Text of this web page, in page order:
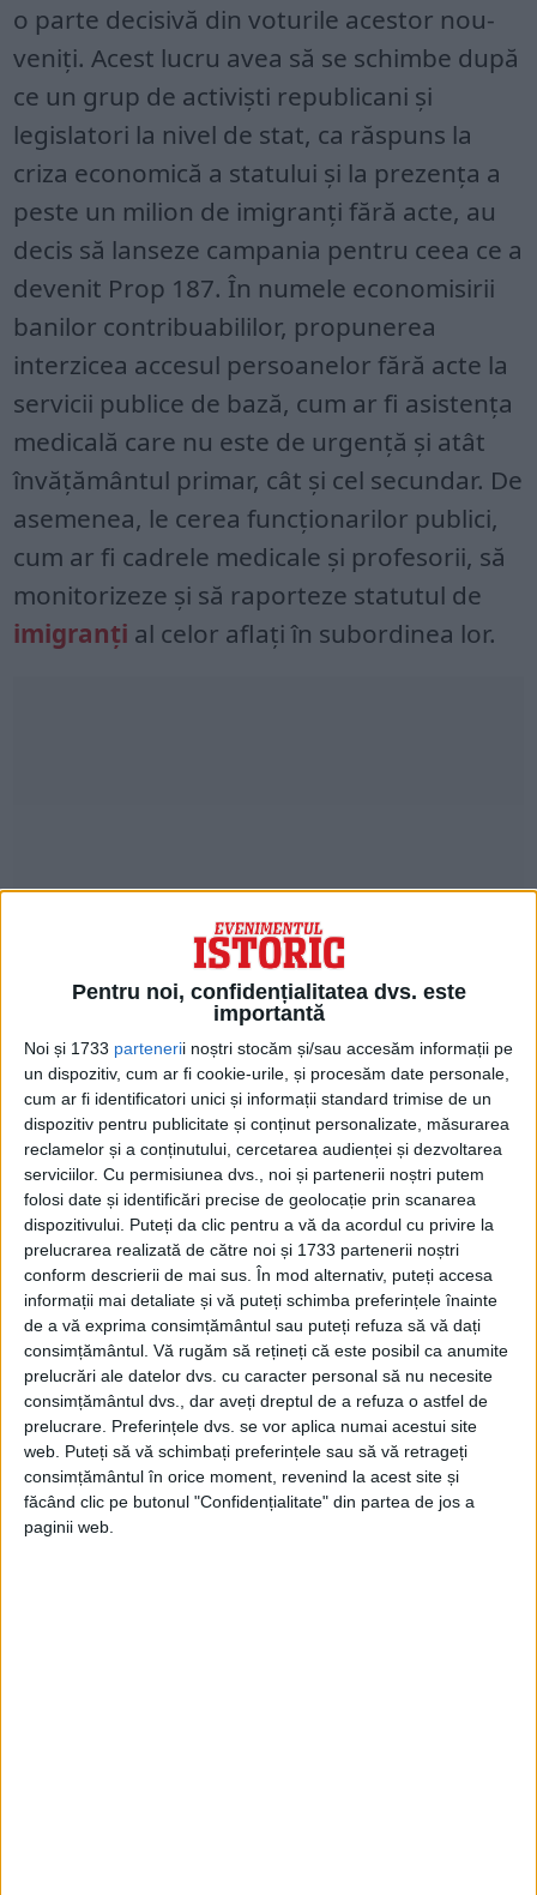
Pentru noi, confidențialitatea dvs. este
importantă
Noi și 1733 partenerii noștri stocăm și/sau accesăm informații pe
un dispozitiv, cum ar fi cookie-urile, și procesăm date personale,
cum ar fi identificatori unici și informații standard trimise de un
dispozitiv pentru publicitate și conținut personalizate, măsurarea
reclamelor și a conținutului, cercetarea audienței și dezvoltarea
serviciilor. Cu permisiunea dvs., noi și partenerii noștri putem
folosi date și identificări precise de geolocație prin scanarea
dispozitivului. Puteți da clic pentru a vă da acordul cu privire la
prelucrarea realizată de către noi și 1733 partenerii noștri
conform descrierii de mai sus. În mod alternativ, puteți accesa
informații mai detaliate și vă puteți schimba preferințele înainte
de a vă exprima consimțământul sau puteți refuza să vă dați
consimțământul. Vă rugăm să rețineți că este posibil ca anumite
prelucrări ale datelor dvs. cu caracter personal să nu necesite
consimțământul dvs., dar aveți dreptul de a refuza o astfel de
prelucrare. Preferințele dvs. se vor aplica numai acestui site
web. Puteți să vă schimbați preferințele sau să vă retrageți
consimțământul în orice moment, revenind la acest site și
făcând clic pe butonul "Confidențialitate" din partea de jos a
paginii web.
o parte decisivă din voturile acestor nou-
veniți. Acest lucru avea să se schimbe după
ce un grup de activiști republicani și
legislatori la nivel de stat, ca răspuns la
criza economică a statului și la prezența a
peste un milion de imigranți fără acte, au
decis să lanseze campania pentru ceea ce a
devenit Prop 187. În numele economisirii
banilor contribuabililor, propunerea
interzicea accesul persoanelor fără acte la
servicii publice de bază, cum ar fi asistența
medicală care nu este de urgență și atât
învățământul primar, cât și cel secundar. De
asemenea, le cerea funcționarilor publici,
cum ar fi cadrele medicale și profesorii, să
monitorizeze și să raporteze statutul de
imigranți al celor aflați în subordinea lor.
Deși sprijinul public a fost ridicat de la
început, amenințarea de a interzice accesul
la serviciile publice de bază pentru peste
un milion de locuitori ai Californiei a stârnit
o opoziție vocală. În timp ce campania
guvernatorului republican Pete Wilson a
folosit amenințarea imigrației în încercarea
de a speria alegătorii, 70.000 de persoane
au mărșăluit împotriva 187 în centrul
orașului Los Angeles, iar 10.000 de elevi
din școlile publice au lipsit de la ore pe 2
noiembrie, cu doar câteva zile înainte de
vot.
ADOPTAREA MĂSURII LA 8
NOIEMBRIE A FOST O VICTORIE ÎN